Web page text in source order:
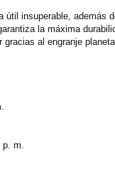
insuperable,
la máxima
al engranje
m.